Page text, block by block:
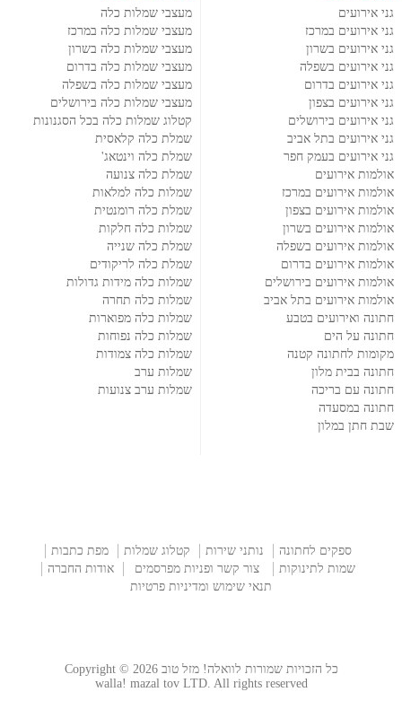
גני אירועים
גני אירועים במרכז
גני אירועים בשרון
גני אירועים בשפלה
גני אירועים בדרום
גני אירועים בצפון
גני אירועים בירושלים
גני אירועים בתל אביב
גני אירועים בעמק חפר
אולמות אירועים
אולמות אירועים במרכז
אולמות אירועים בצפון
אולמות אירועים בשרון
אולמות אירועים בשפלה
אולמות אירועים בדרום
אולמות אירועים בירושלים
אולמות אירועים בתל אביב
חתונה ואירועים בטבע
חתונה על הים
מקומות לחתונה קטנה
חתונה בבית מלון
חתונה עם בריכה
חתונה במסעדה
שבת חתן במלון
מעצבי שמלות כלה
מעצבי שמלות כלה במרכז
מעצבי שמלות כלה בשרון
מעצבי שמלות כלה בדרום
מעצבי שמלות כלה בשפלה
מעצבי שמלות כלה בירושלים
קטלוג שמלות כלה בכל הסגנונות
שמלת כלה קלאסית
שמלת כלה וינטאג'
שמלת כלה צנועה
שמלות כלה למלאות
שמלת כלה רומנטית
שמלות כלה חלקות
שמלת כלה שנייה
שמלת כלה לריקודים
שמלות כלה מידות גדולות
שמלות כלה תחרה
שמלות כלה מפוארות
שמלות כלה נפוחות
שמלות כלה צמודות
שמלות ערב
שמלות ערב צנועות
ספקים לחתונה נותני שירות קטלוג שמלות
מפת כתבות
שמות לתינוקות
צור קשר ופניות מפרסמים
אודות החברה
תנאי שימוש ומדיניות פרטיות
כל הזכויות שמורות לוואלה! מזל טוב Copyright © 2026
walla! mazal tov LTD. All rights reserved